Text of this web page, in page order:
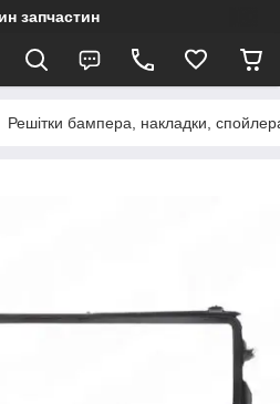
запчастин
Решітки бампера, накладки,